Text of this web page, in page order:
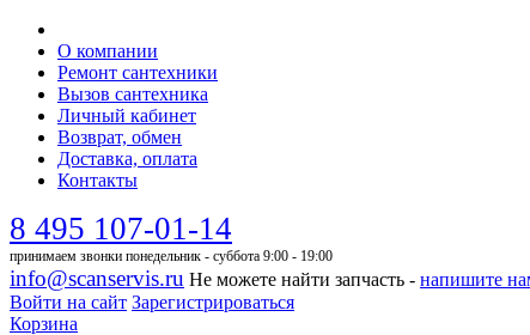
О компании
Ремонт сантехники
Вызов сантехника
Личный кабинет
Возврат, обмен
Доставка, оплата
Контакты
8 495 107-01-14
принимаем звонки понедельник - суббота 9:00 - 19:00
info@scanservis.ru Не можете найти запчасть - напишите
Войти на сайт Зарегистрироваться
Корзина